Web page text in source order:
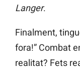
Langer.
Finalment,
fora!” Combat
realitat? Fets